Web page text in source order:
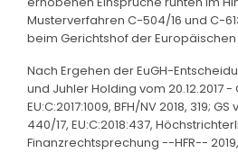
Musterverfahren C-504/16 und C-
beim Gerichtshof der Europäischen
Nach Ergehen der EuGH-
und Juhler Holding vom 20.12.2017 -
EU:C:2017:1009, BFH/NV 2018, 319;
440/17, EU:C:2018:437,
Finanzrechtsprechung --HFR--